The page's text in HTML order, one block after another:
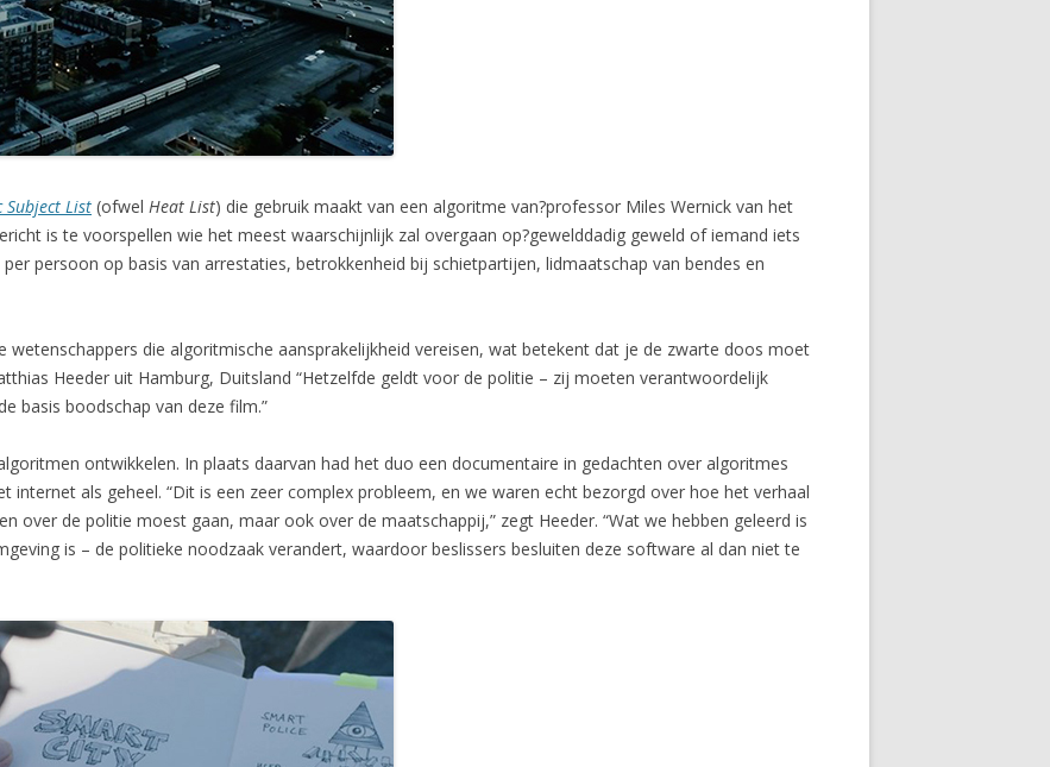
Subject List (ofwel Heat List) die gebruik maakt van een algoritme van?professor Miles Wernick van het
is te voorspellen wie het meest waarschijnlijk zal overgaan op?gewelddadig geweld of iemand iets
persoon op basis van arrestaties, betrokkenheid bij schietpartijen, lidmaatschap van bendes en
wetenschappers die algoritmische aansprakelijkheid vereisen, wat betekent dat je de zwarte doos moet
Heeder uit Hamburg, Duitsland “Hetzelfde geldt voor de politie – zij moeten verantwoordelijk
basis boodschap van deze film.”
ontwikkelen. In plaats daarvan had het duo een documentaire in gedachten over algoritmes
internet als geheel. “Dit is een zeer complex probleem, en we waren echt bezorgd over hoe het verhaal
over de politie moest gaan, maar ook over de maatschappij,” zegt Heeder. “Wat we hebben geleerd is
is – de politieke noodzaak verandert, waardoor beslissers besluiten deze software al dan niet te